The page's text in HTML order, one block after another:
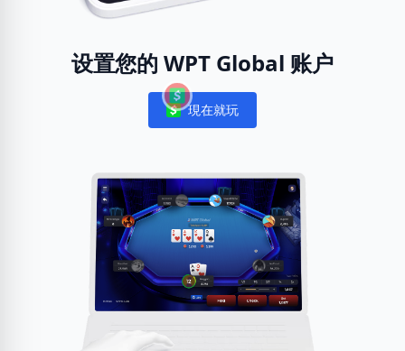
设置您的 WPT Global 账户
Notifications
現在就玩